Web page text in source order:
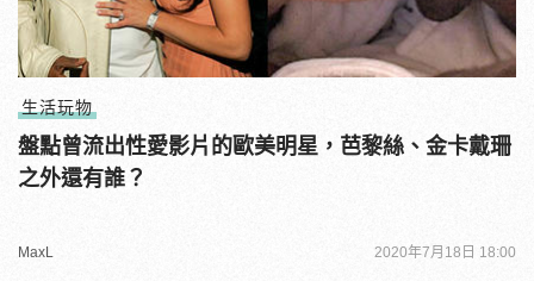
生活玩物
盤點曾流出性愛影片的歐美明星，芭黎絲、金卡戴珊
之外還有誰？
MaxL 2020年7月18日 18:00